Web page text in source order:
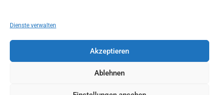
Dienste verwalten
Akzeptieren
Ablehnen
23 24
30 31
« Apr. Juni »